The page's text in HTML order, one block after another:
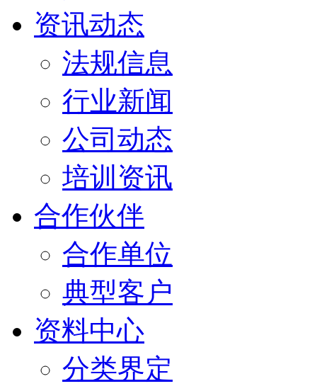
资讯动态
法规信息
行业新闻
公司动态
培训资讯
合作伙伴
合作单位
典型客户
资料中心
分类界定